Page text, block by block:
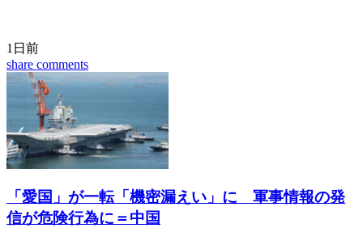
1日前
share comments
「愛国」が一転「機密漏えい」に 軍事情報の発
信が危険行為に＝中国